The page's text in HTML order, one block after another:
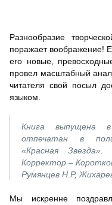
Разнообразие
поражает воображение!
его новые,
провел масштабный
читателя свой посыл
языком.
Книга выпущена
отпечатан в
«Красная
Корректор –
Румянцев Н.Р,
Мы искренне